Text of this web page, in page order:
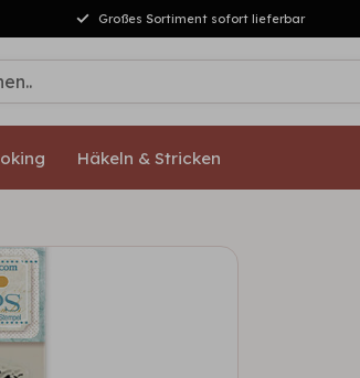
Großes Sortiment sofort lieferbar
Häkeln & Stricken